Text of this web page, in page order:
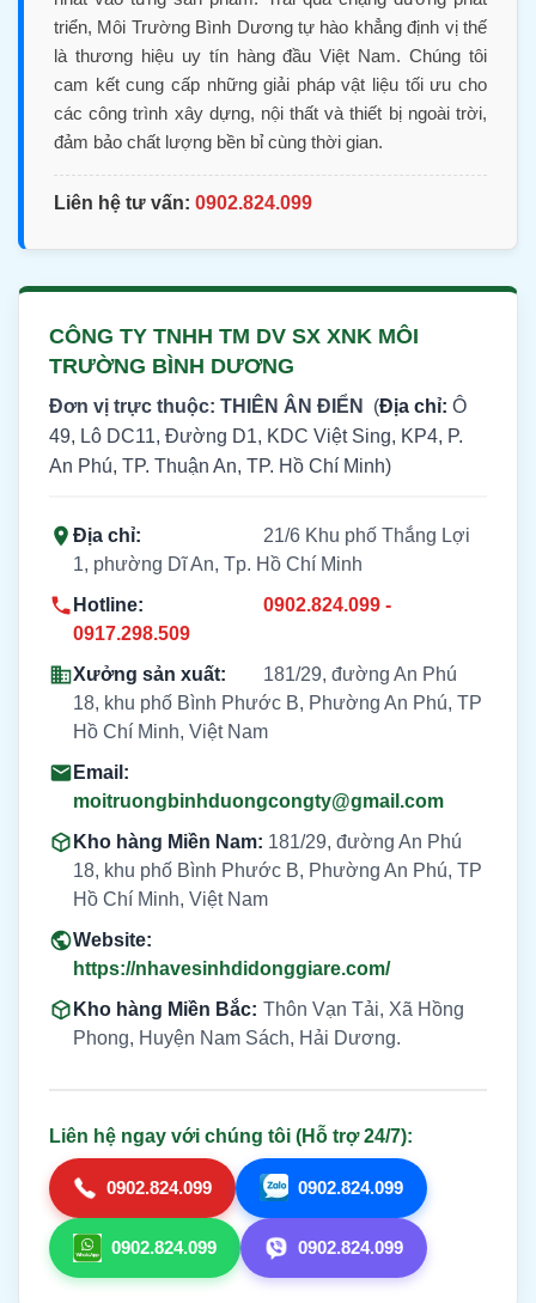
triển, Môi Trường Bình Dương tự hào khẳng định vị thế
là thương hiệu uy tín hàng đầu Việt Nam. Chúng tôi
cam kết cung cấp những giải pháp vật liệu tối ưu cho
các công trình xây dựng, nội thất và thiết bị ngoài trời,
đảm bảo chất lượng bền bỉ cùng thời gian.
Liên hệ tư vấn: 0902.824.099
CÔNG TY TNHH TM DV SX XNK MÔI
TRƯỜNG BÌNH DƯƠNG
Đơn vị trực thuộc: THIÊN ÂN ĐIỂN (Địa chỉ: Ô
49, Lô DC11, Đường D1, KDC Việt Sing, KP4, P.
An Phú, TP. Thuận An, TP. Hồ Chí Minh)
Địa chỉ:
21/6 Khu phố Thắng Lợi
1, phường Dĩ An, Tp. Hồ Chí Minh
Hotline:
0902.824.099 -
0917.298.509
Xưởng sản xuất:
181/29, đường An Phú
18, khu phố Bình Phước B, Phường An Phú, TP
Hồ Chí Minh, Việt Nam
Email:
moitruongbinhduongcongty@gmail.com
Kho hàng Miền Nam: 181/29, đường An Phú
18, khu phố Bình Phước B, Phường An Phú, TP
Hồ Chí Minh, Việt Nam
Website:
https://nhavesinhdidonggiare.com/
Kho hàng Miền Bắc: Thôn Vạn Tải, Xã Hồng
Phong, Huyện Nam Sách, Hải Dương.
Liên hệ ngay với chúng tôi (Hỗ trợ 24/7):
0902.824.099 0902.824.099
0902.824.099 0902.824.099